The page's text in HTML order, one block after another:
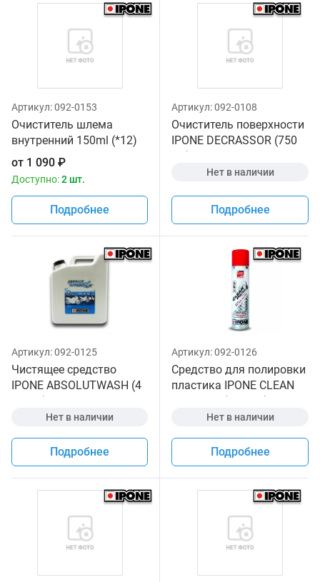
Артикул:092-0153
Очиститель шлема
внутренний 150ml (*12)
от 1 090 ₽
Доступно:2 шт.
Подробнее
Артикул:092-0108
Очиститель поверхности
IPONE DECRASSOR (750
мл) для мотоциклов
Нет в наличии
Подробнее
Артикул:092-0125
Чистящее средство
IPONE ABSOLUTWASH (4
литра) для мотоциклов
Нет в наличии
Подробнее
Артикул:092-0126
Средство для полировки
пластика IPONE CLEAN
POLISH R (400 мл) для
мототехники
Нет в наличии
Подробнее